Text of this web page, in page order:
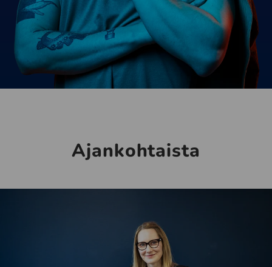
Ajankohtaista